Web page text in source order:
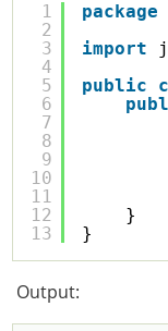
1
2
3
4
5
6
7
8
9
10
11
12
13
package
import
public
}
}
Output: